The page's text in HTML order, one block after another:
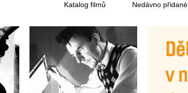
Katalog filmů Nedávno přidané